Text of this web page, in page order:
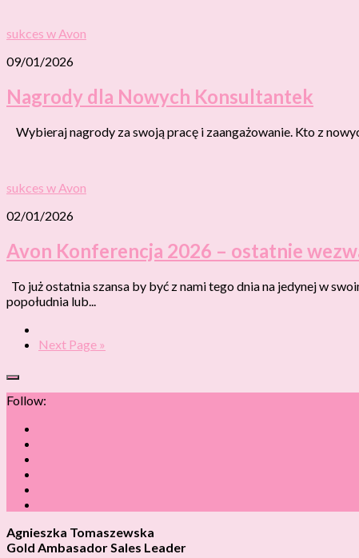
sukces w Avon
09/01/2026
Nagrody dla Nowych Konsultantek
Wybieraj nagrody za swoją pracę i zaangażowanie. Kto z
sukces w Avon
02/01/2026
Avon Konferencja 2026 – ostatnie
To już ostatnia szansa by być z nami tego dnia na jedynej w
popołudnia lub...
Next Page »
Follow:
Agnieszka Tomaszewska
Gold Ambasador Sales Leader